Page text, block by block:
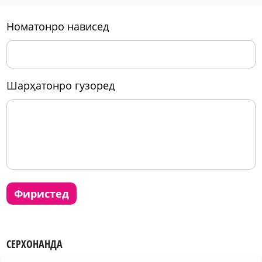
номатонро нависед
шарҳатонро гузоред
фиристед
СЕРХОНАНДА